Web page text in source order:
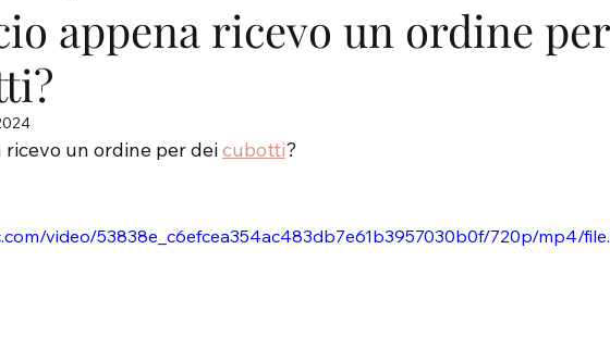
appena ricevo un ordine per
ricevo un ordine per dei cubotti?
video/53838e_c6efcea354ac483db7e61b3957030b0f/720p/mp4/